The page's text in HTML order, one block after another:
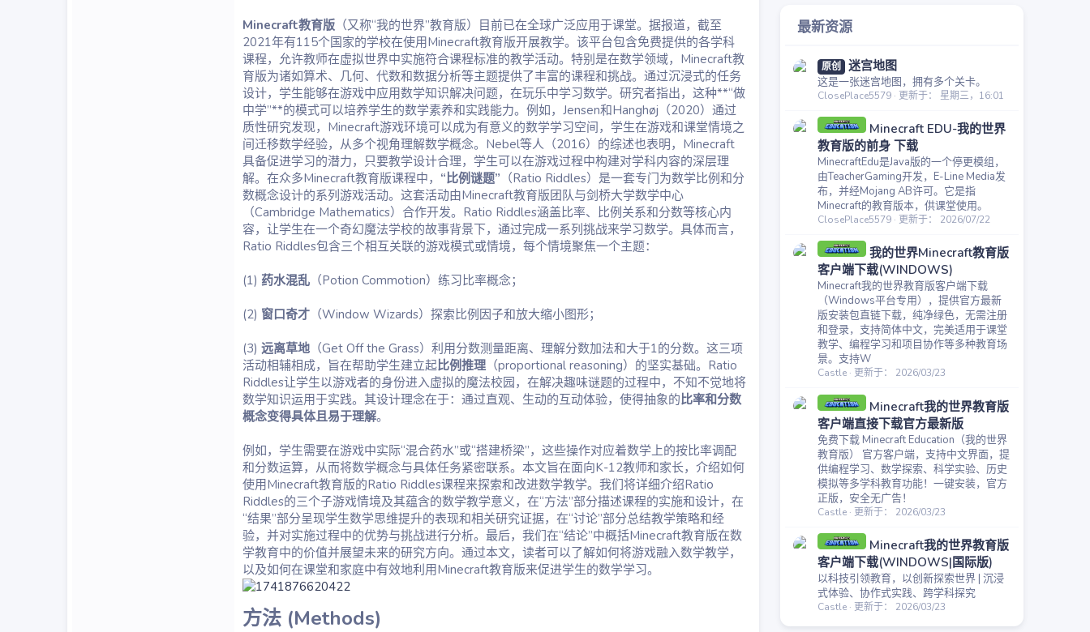
Minecraft教育版 （又称“我的世界”教育版）目前已在全球广泛应用于课堂。据报道，截至
2021年有115个国家的学校在使用Minecraft教育版开展教学。该平台包含免费提供的各学科
课程，允许教师在虚拟世界中实施符合课程标准的教学活动。特别是在数学领域，Minecraft教
育版为诸如算术、几何、代数和数据分析等主题提供了丰富的课程和挑战。通过沉浸式的任务
设计，学生能够在游戏中应用数学知识解决问题，在玩乐中学习数学。研究者指出，这种**“做
中学”**的模式可以培养学生的数学素养和实践能力。例如，Jensen和Hanghøj（2020）通过
质性研究发现，Minecraft游戏环境可以成为有意义的数学学习空间，学生在游戏和课堂情境之
间迁移数学经验，从多个视角理解数学概念。Nebel等人（2016）的综述也表明，Minecraft
具备促进学习的潜力，只要教学设计合理，学生可以在游戏过程中构建对学科内容的深层理
解。在众多Minecraft教育版课程中， “比例谜题” （Ratio Riddles）是一套专门为数学比例和分
数概念设计的系列游戏活动。这套活动由Minecraft教育版团队与剑桥大学数学中心
（Cambridge Mathematics）合作开发。Ratio Riddles涵盖比率、比例关系和分数等核心内
容，让学生在一个奇幻魔法学校的故事背景下，通过完成一系列挑战来学习数学。具体而言，
Ratio Riddles包含三个相互关联的游戏模式或情境，每个情境聚焦一个主题：
(1) 药水混乱 （Potion Commotion）练习比率概念；
(2) 窗口奇才 （Window Wizards）探索比例因子和放大缩小图形；
(3) 远离草地 （Get Off the Grass）利用分数测量距离、理解分数加法和大于1的分数。这三项
活动相辅相成，旨在帮助学生建立起比例推理 （proportional reasoning）的坚实基础。Ratio
Riddles让学生以游戏者的身份进入虚拟的魔法校园，在解决趣味谜题的过程中，不知不觉地将
数学知识运用于实践。其设计理念在于：通过直观、生动的互动体验，使得抽象的比率和分数
概念变得具体且易于理解。
例如，学生需要在游戏中实际“混合药水”或“搭建桥梁”，这些操作对应着数学上的按比率调配
和分数运算，从而将数学概念与具体任务紧密联系。本文旨在面向K-12教师和家长，介绍如何
使用Minecraft教育版的Ratio Riddles课程来探索和改进数学教学。我们将详细介绍Ratio
Riddles的三个子游戏情境及其蕴含的数学教学意义，在“方法”部分描述课程的实施和设计，在
“结果”部分呈现学生数学思维提升的表现和相关研究证据，在“讨论”部分总结教学策略和经
验，并对实施过程中的优势与挑战进行分析。最后，我们在“结论”中概括Minecraft教育版在数
学教育中的价值并展望未来的研究方向。通过本文，读者可以了解如何将游戏融入数学教学，
以及如何在课堂和家庭中有效地利用Minecraft教育版来促进学生的数学学习。
方法 (Methods)​
最新资源
原创 迷宫地图
这是一张迷宫地图，拥有多个关卡。
ClosePlace5579 更新于： 星期三，16:01
Minecraft EDU-我的世界
教育版的前身 下载
MinecraftEdu是Java版的一个停更模组，
由TeacherGaming开发，E-Line Media发
布，并经Mojang AB许可。它是指
Minecraft的教育版本，供课堂使用。
ClosePlace5579 更新于： 2026/07/22
我的世界Minecraft教育版
客户端下载(WINDOWS)
Minecraft我的世界教育版客户端下载
（Windows平台专用），提供官方最新
版安装包直链下载，纯净绿色，无需注册
和登录，支持简体中文，完美适用于课堂
教学、编程学习和项目协作等多种教育场
景。支持W
Castle 更新于： 2026/03/23
Minecraft我的世界教育版
客户端直接下载官方最新版
免费下载 Minecraft Education（我的世界
教育版） 官方客户端，支持中文界面，提
供编程学习、数学探索、科学实验、历史
模拟等多学科教育功能！一键安装，官方
正版，安全无广告！
Castle 更新于： 2026/03/23
Minecraft我的世界教育版
客户端下载(WINDOWS|国际版)
以科技引领教育，以创新探索世界 | 沉浸
式体验、协作式实践、跨学科探究
Castle 更新于： 2026/03/23